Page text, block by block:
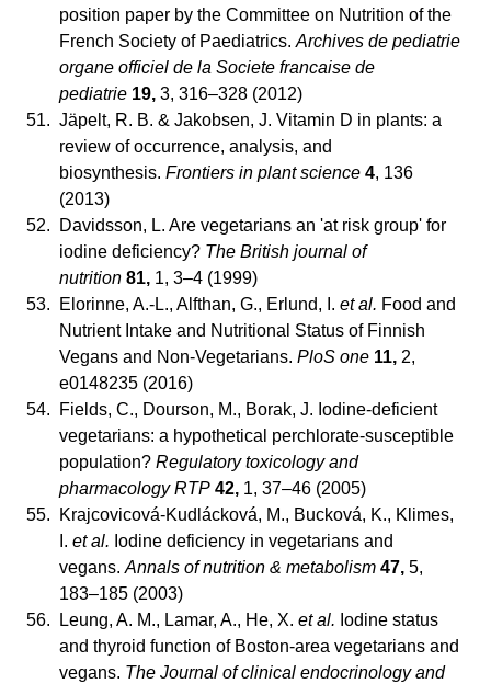
position paper by the Committee on Nutrition of the
French Society of Paediatrics.Archives de pediatrie
organe officiel de la Societe francaise de
pediatrie 19,3, 316–328 (2012)
51. Jäpelt, R. B. & Jakobsen, J. Vitamin D in plants: a
review of occurrence, analysis, and
biosynthesis.Frontiers in plant science 4, 136
(2013)
52.
Davidsson, L. Are vegetarians an 'at risk group' for
iodine deficiency? The British journal of
nutrition 81, 1, 3–4 (1999)
53.
Elorinne, A.-L., Alfthan, G., Erlund, I. et al. Food and
Nutrient Intake and Nutritional Status of Finnish
Vegans and Non-Vegetarians.PloS one 11, 2,
e0148235 (2016)
54.
Fields, C., Dourson, M., Borak, J. Iodine-deficient
vegetarians: a hypothetical perchlorate-susceptible
population?Regulatory toxicology and
pharmacology RTP 42, 1, 37–46 (2005)
55.
Krajcovicová-Kudlácková, M., Bucková, K., Klimes,
I. et al. Iodine deficiency in vegetarians and
vegans.Annals of nutrition & metabolism 47,5,
183–185 (2003)
56.
Leung, A. M., Lamar, A., He, X. et al. Iodine status
and thyroid function of Boston-area vegetarians and
vegans. The Journal of clinical endocrinology and